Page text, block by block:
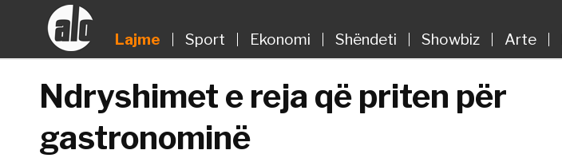
Lajme Sport Ekonomi Shëndeti Showbiz Arte
Ndryshimet e reja që priten për
gastronominë